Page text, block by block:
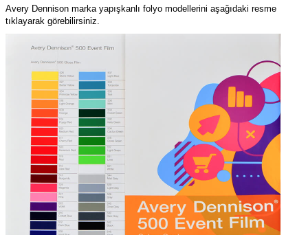
Avery Dennison marka yapışkanlı folyo modellerini aşağıdaki resme
tıklayarak görebilirsiniz.